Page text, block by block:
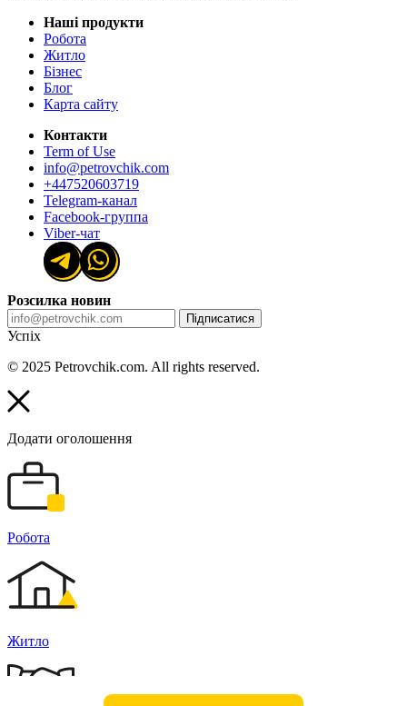
Наші продукти
Робота
Житло
Бізнес
Блог
Карта сайту
Контакти
Term of Use
info@petrovchik.com
+447520603719
Telegram-канал
Facebook-группа
Viber-чат
Розсилка новин
Підписатися
Успіх
© 2025 Petrovchik.com. All rights reserved.
Додати оголошення
Робота
Житло